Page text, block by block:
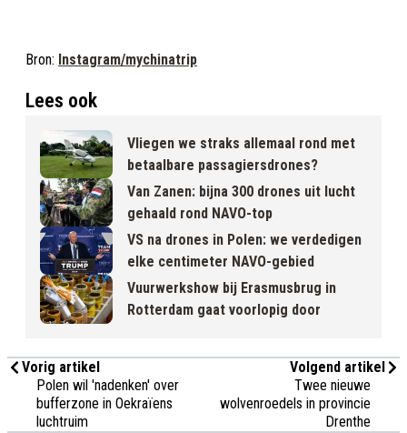
Bron: Instagram/mychinatrip
Lees ook
Vliegen we straks allemaal rond met
betaalbare passagiersdrones?
Van Zanen: bijna 300 drones uit lucht
gehaald rond NAVO-top
VS na drones in Polen: we verdedigen
elke centimeter NAVO-gebied
Vuurwerkshow bij Erasmusbrug in
Rotterdam gaat voorlopig door
Vorig artikel
Polen wil 'nadenken' over
bufferzone in Oekraïens
luchtruim
Volgend artikel
Twee nieuwe
wolvenroedels in provincie
Drenthe